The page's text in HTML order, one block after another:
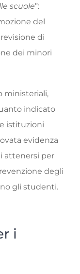
scuole”:
del
di
dei minori
ministeriali,
indicato
istituzioni
evidenza
attenersi per
degli
gli studenti.
i